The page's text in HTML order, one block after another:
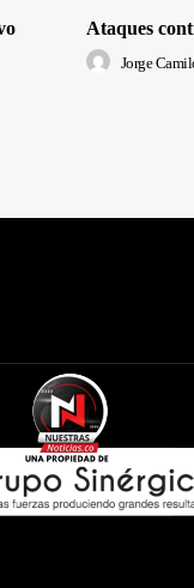
Ataques
Jorge